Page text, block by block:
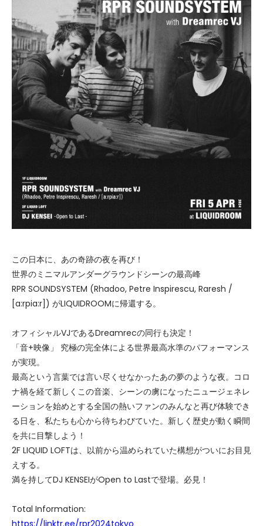
この日本に、あの奇跡の夜を再び！
世界のミニマルアンダーグラウンドシーンの最高峰
RPR SOUNDSYSTEM (Rhadoo, Petre Inspirescu, Raresh /
[a:rpia:r]) がLIQUIDROOMに帰還する。
オフィシャルVJであるDreamrecの同行も決定！
「音+映像」 究極の完全体による世界最高水準のパフォーマンス
が実現。
最高という言葉では言い尽くせなかったあの夢のような夜。コロ
ナ禍を経て新しくこの音楽、シーンの虜になったニュージェネレ
ーションを始めとする全国の熱いファンのみんなと再び体験でき
る日を、私たちも心から待ちわびていた。新しく歴史が動く瞬間
を共に目撃しよう！
2F LIQUID LOFTは、以前から温められていた構想がついにお目見
えする。
満を持してDJ KENSEIがOpen to Lastで登場。必見！
Total Information:
https://linktr.ee/rpr2024tokyo